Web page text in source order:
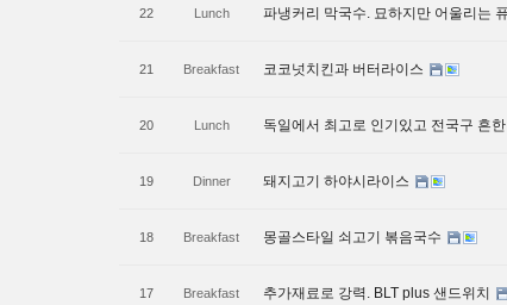
22 Lunch 파냉커리 막국수. 묘하지만 어울리는
21 Breakfast 코코넛치킨과 버터라이스
20 Lunch 독일에서 최고로 인기있고 전국구 흔
19 Dinner 돼지고기 하야시라이스
18 Breakfast 몽골스타일 쇠고기 볶음국수
17 Breakfast 추가재료로 강력. BLT plus 샌드위치